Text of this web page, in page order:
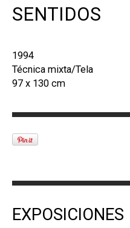
SENTIDOS
1994
Técnica mixta/Tela
97 x 130 cm
EXPOSICIONES